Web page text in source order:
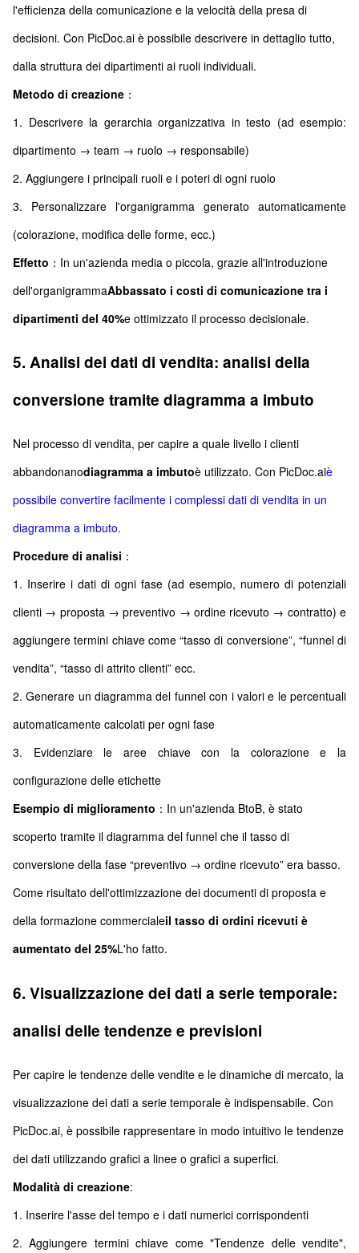
l'efficienza della comunicazione e la velocità della presa di
decisioni. Con PicDoc.ai è possibile descrivere in dettaglio tutto,
dalla struttura dei dipartimenti ai ruoli individuali.
Metodo di creazione ：
1. Descrivere la gerarchia organizzativa in testo (ad esempio:
dipartimento → team → ruolo → responsabile)
2. Aggiungere i principali ruoli e i poteri di ogni ruolo
3. Personalizzare l'organigramma generato automaticamente
(colorazione, modifica delle forme, ecc.)
Effetto ：In un'azienda media o piccola, grazie all'introduzione
dell'organigrammaAbbassato i costi di comunicazione tra i
dipartimenti del 40%e ottimizzato il processo decisionale.
5. Analisi dei dati di vendita: analisi della
conversione tramite diagramma a imbuto
Nel processo di vendita, per capire a quale livello i clienti
abbandonanodiagramma a imbutoè utilizzato. Con PicDoc.aiè
possibile convertire facilmente i complessi dati di vendita in un
diagramma a imbuto.
Procedure di analisi ：
1. Inserire i dati di ogni fase (ad esempio, numero di potenziali
clienti → proposta → preventivo → ordine ricevuto → contratto) e
aggiungere termini chiave come “tasso di conversione”, “funnel di
vendita”, “tasso di attrito clienti” ecc.
2. Generare un diagramma del funnel con i valori e le percentuali
automaticamente calcolati per ogni fase
3. Evidenziare le aree chiave con la colorazione e la
configurazione delle etichette
Esempio di miglioramento ：In un'azienda BtoB, è stato
scoperto tramite il diagramma del funnel che il tasso di
conversione della fase “preventivo → ordine ricevuto” era basso.
Come risultato dell'ottimizzazione dei documenti di proposta e
della formazione commercialeil tasso di ordini ricevuti è
aumentato del 25%L'ho fatto.
6. Visualizzazione dei dati a serie temporale:
analisi delle tendenze e previsioni
Per capire le tendenze delle vendite e le dinamiche di mercato, la
visualizzazione dei dati a serie temporale è indispensabile. Con
PicDoc.ai, è possibile rappresentare in modo intuitivo le tendenze
dei dati utilizzando grafici a linee o grafici a superfici.
Modalità di creazione:
1. Inserire l'asse del tempo e i dati numerici corrispondenti
2. Aggiungere termini chiave come "Tendenze delle vendite",